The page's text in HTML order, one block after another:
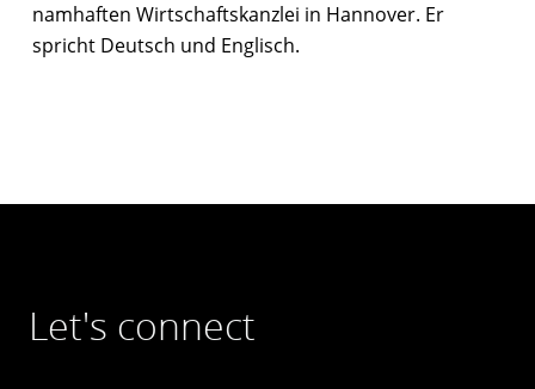
namhaften Wirtschaftskanzlei in Hannover. Er
spricht Deutsch und Englisch.
Let's connect